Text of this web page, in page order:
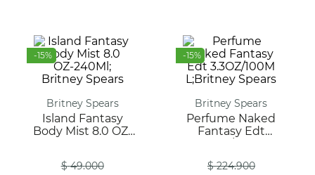
-15%
Britney Spears
Island Fantasy
Body Mist 8.0 OZ-
$ 49.000
-15%
Britney Spears
Perfume Naked
Fantasy Edt
$ 224.900